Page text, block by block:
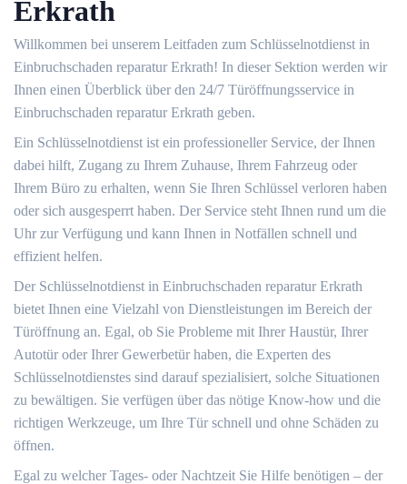
Erkrath
Willkommen bei unserem Leitfaden zum Schlüsselnotdienst in
Einbruchschaden reparatur Erkrath!​ In dieser Sektion werden wir
Ihnen einen Überblick über den 24/7 Türöffnungsservice in
Einbruchschaden reparatur Erkrath geben.​
Ein Schlüsselnotdienst ist ein professioneller Service, der Ihnen
dabei hilft, Zugang zu Ihrem Zuhause, Ihrem Fahrzeug oder
Ihrem Büro zu erhalten, wenn Sie Ihren Schlüssel verloren haben
oder sich ausgesperrt haben.​ Der Service steht Ihnen rund um die
Uhr zur Verfügung und kann Ihnen in Notfällen schnell und
effizient helfen.​
Der Schlüsselnotdienst in Einbruchschaden reparatur Erkrath
bietet Ihnen eine Vielzahl von Dienstleistungen im Bereich der
Türöffnung an. Egal, ob Sie Probleme mit Ihrer Haustür, Ihrer
Autotür oder Ihrer Gewerbetür haben, die Experten des
Schlüsselnotdienstes sind darauf spezialisiert, solche Situationen
zu bewältigen.​ Sie verfügen über das nötige Know-how und die
richtigen Werkzeuge, um Ihre Tür schnell und ohne Schäden zu
öffnen.​
Egal zu welcher Tages- oder Nachtzeit Sie Hilfe benötigen ‒ der